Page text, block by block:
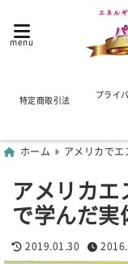
menu
特定商取引法
プライ
ホーム アメリカで
アメリカ
で学んだ
2019.01.30